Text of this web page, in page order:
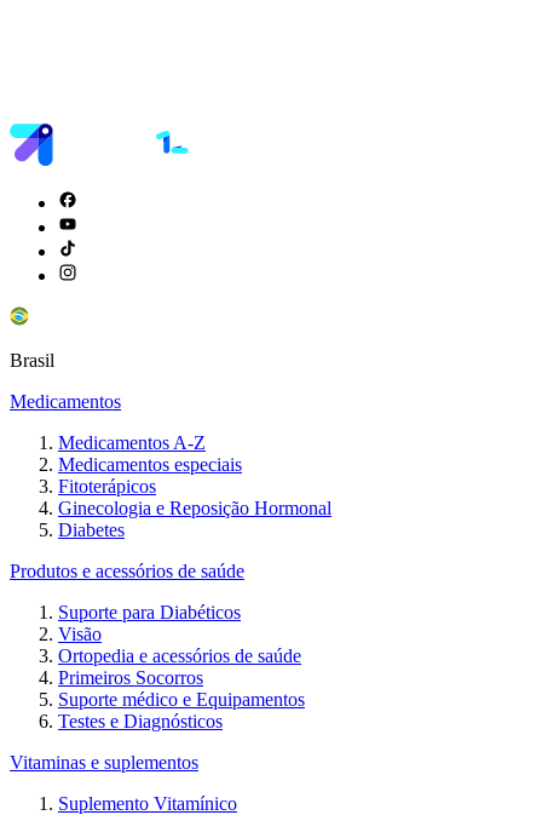
Brasil
Medicamentos
Medicamentos A-Z
Medicamentos especiais
Fitoterápicos
Ginecologia e Reposição Hormonal
Diabetes
Produtos e acessórios de saúde
Suporte para Diabéticos
Visão
Ortopedia e acessórios de saúde
Primeiros Socorros
Suporte médico e Equipamentos
Testes e Diagnósticos
Vitaminas e suplementos
Suplemento Vitamínico